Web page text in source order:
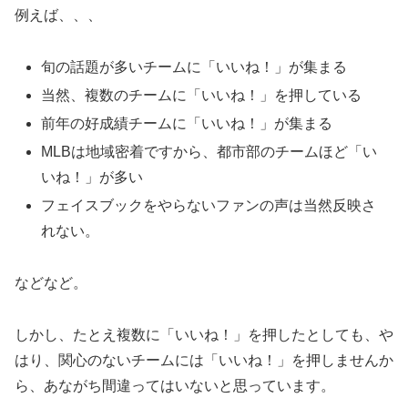
例えば、、、
旬の話題が多いチームに「いいね！」が集まる
当然、複数のチームに「いいね！」を押している
前年の好成績チームに「いいね！」が集まる
MLBは地域密着ですから、都市部のチームほど「い
いね！」が多い
フェイスブックをやらないファンの声は当然反映さ
れない。
などなど。
しかし、たとえ複数に「いいね！」を押したとしても、や
はり、関心のないチームには「いいね！」を押しませんか
ら、あながち間違ってはいないと思っています。